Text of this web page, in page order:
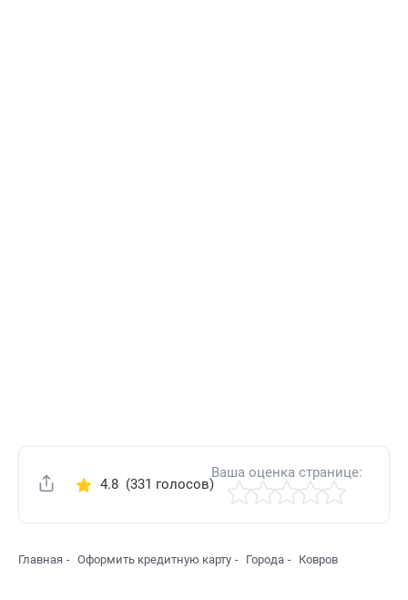
Поделиться
4.8(331 голосов)
Ваша оценка странице:
Главная Оформить кредитную карту Города Ковров